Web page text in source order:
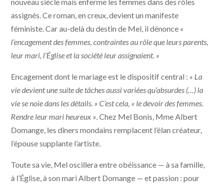
nouveau siècle mais enferme les femmes dans des rôles
assignés. Ce roman, en creux, devient un manifeste
féministe. Car au-delà du destin de Mel, il dénonce «
l’encagement des femmes, contraintes au rôle que leurs parents,
leur mari, l’Église et la société leur assignaient. »
Encagement dont le mariage est le dispositif central : « La
vie devient une suite de tâches aussi variées qu’absurdes (…) la
vie se noie dans les détails. » C’est cela, « le devoir des femmes.
Rendre leur mari heureux ». Chez Mel Bonis, Mme Albert
Domange, les dîners mondains remplacent l’élan créateur,
l’épouse supplante l’artiste.
Toute sa vie, Mel oscillera entre obéissance — à sa famille,
à l’Église, à son mari Albert Domange — et passion : pour